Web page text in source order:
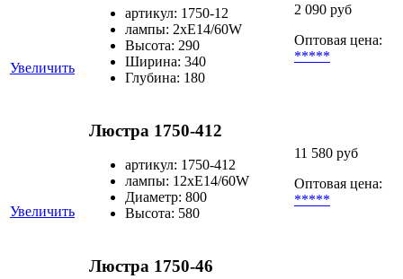
Увеличить
артикул: 1750-12
лампы: 2хЕ14/60W
Высота: 290
Ширина: 340
Глубина: 180
2 090 руб
Оптовая цена:
*****
Увеличить
Люстра 1750-412
артикул: 1750-412
лампы: 12хЕ14/60W
Диаметр: 800
Высота: 580
11 580 руб
Оптовая цена:
*****
Люстра 1750-46